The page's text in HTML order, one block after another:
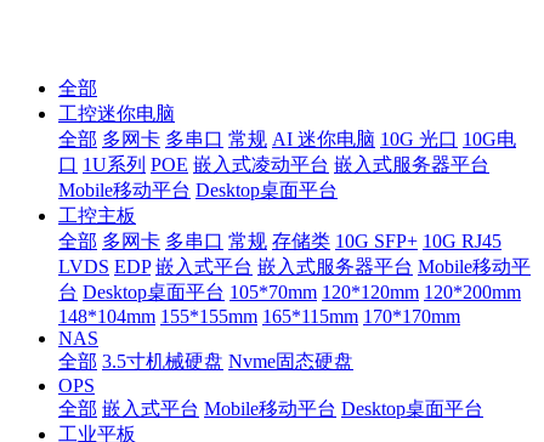
全部
工控迷你电脑
全部 多网卡 多串口 常规 AI 迷你电脑 10G 光口 10G电
口 1U系列 POE 嵌入式凌动平台 嵌入式服务器平台
Mobile移动平台 Desktop桌面平台
工控主板
全部 多网卡 多串口 常规 存储类 10G SFP+ 10G RJ45
LVDS EDP 嵌入式平台 嵌入式服务器平台 Mobile移动平
台 Desktop桌面平台 105*70mm 120*120mm 120*200mm
148*104mm 155*155mm 165*115mm 170*170mm
NAS
全部 3.5寸机械硬盘 Nvme固态硬盘
OPS
全部 嵌入式平台 Mobile移动平台 Desktop桌面平台
工业平板